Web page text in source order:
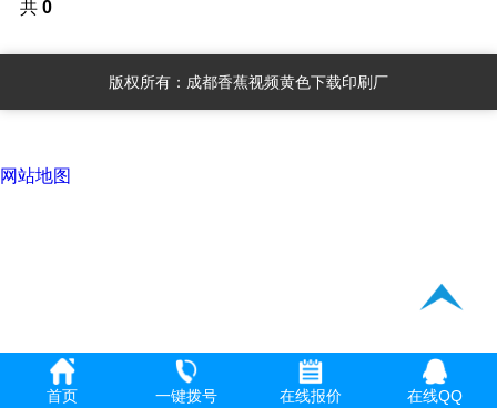
共 0
记
版权所有：成都香蕉视频黄色下载印刷厂
首页 一键拨号 在线报价 在线QQ
网站地图